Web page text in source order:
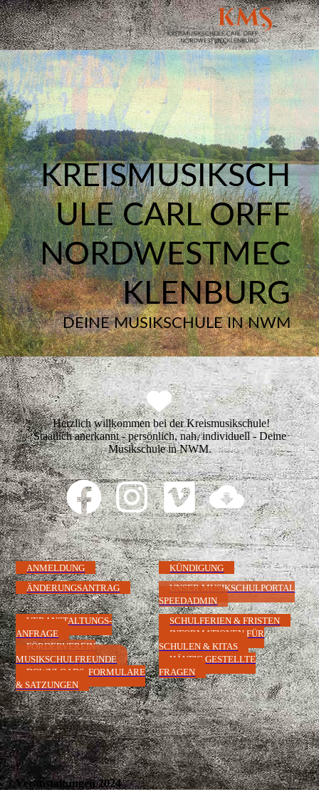
KREISMUSIKSCH
ULE CARL ORFF
NORDWESTMEC
KLENBURG
DEINE MUSIKSCHULE IN NWM
Herzlich willkommen bei der Kreismusikschule!
Staatlich anerkannt - persönlich, nah, individuell - Deine
Musikschule in NWM.
ANMELDUNG
KÜNDIGUNG
ÄNDERUNGSANTRAG
UNSER MUSIKSCHULPORTAL
SPEEDADMIN
VERANSTALTUNGS-
ANFRAGE
FÖRDERVEREIN
MUSIKSCHULFREUNDE
DOWNLOADS, FORMULARE
& SATZUNGEN
SCHULFERIEN & FRISTEN
INFORMATIONEN FÜR
SCHULEN & KITAS
HÄUFIG GESTELLTE
FRAGEN
Veranstaltungen 2024